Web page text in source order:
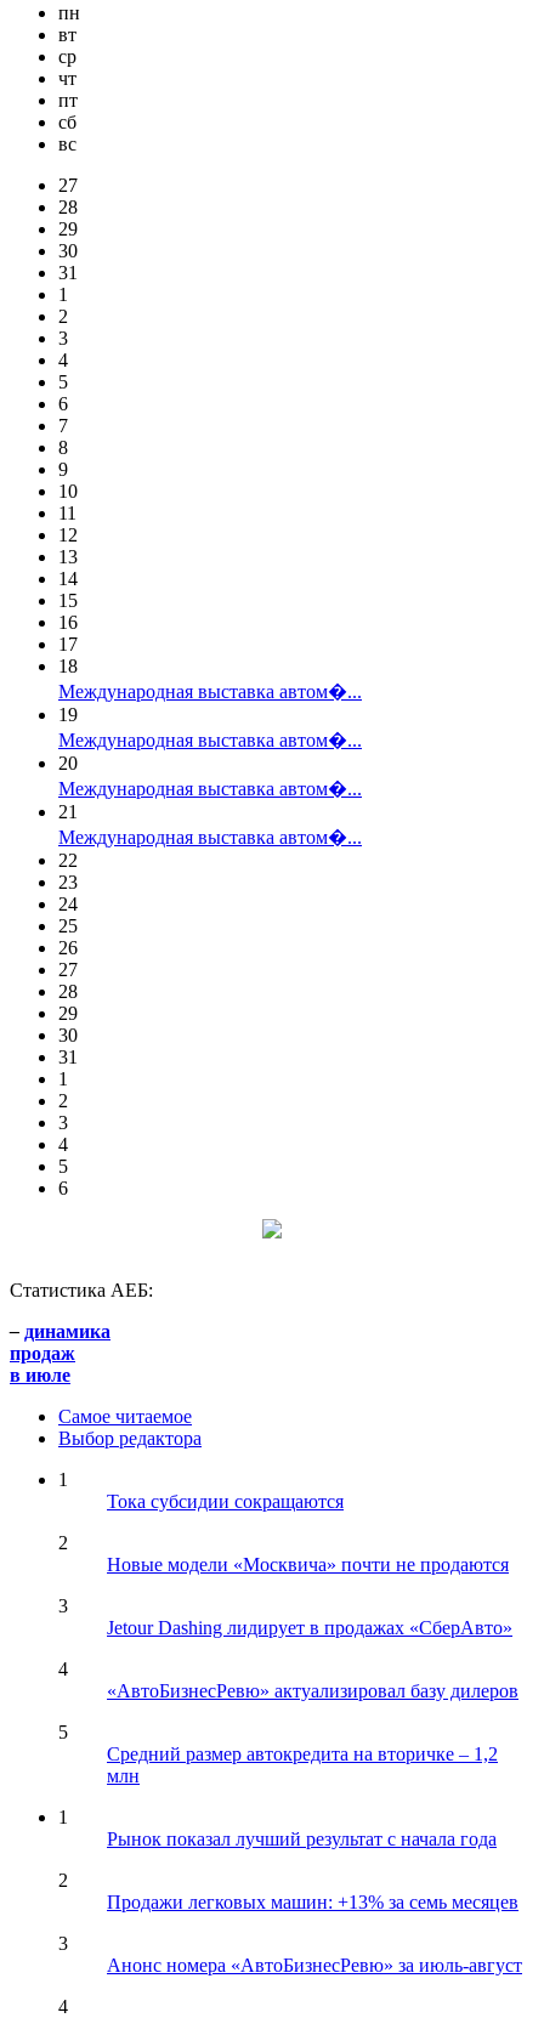
пн
вт
ср
чт
пт
сб
вс
27
28
29
30
31
1
2
3
4
5
6
7
8
9
10
11
12
13
14
15
16
17
18
Международная выставка автом�...
19
Международная выставка автом�...
20
Международная выставка автом�...
21
Международная выставка автом�...
22
23
24
25
26
27
28
29
30
31
1
2
3
4
5
6
Статистика АЕБ:
– динамика
продаж
в июле
Самое читаемое
Выбор редактора
1
Тока субсидии сокращаются
2
Новые модели «Москвича» почти не продаются
3
Jetour Dashing лидирует в продажах «СберАвто»
4
«АвтоБизнесРевю» актуализировал базу дилеров
5
Средний размер автокредита на вторичке – 1,2
млн
1
Рынок показал лучший результат с начала года
2
Продажи легковых машин: +13% за семь месяцев
3
Анонс номера «АвтоБизнесРевю» за июль-август
4